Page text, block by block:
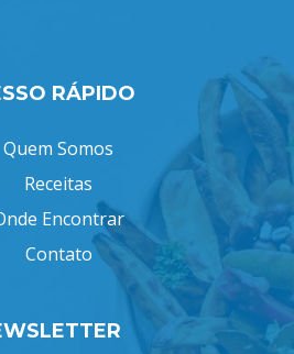
RÁPIDO
Quem Somos
Receitas
Encontrar
Contato